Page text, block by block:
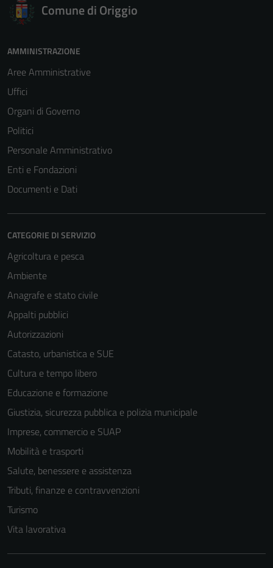
Comune di Origgio
AMMINISTRAZIONE
Aree Amministrative
Uffici
Organi di Governo
Politici
Personale Amministrativo
Enti e Fondazioni
Documenti e Dati
CATEGORIE DI SERVIZIO
Agricoltura e pesca
Ambiente
Anagrafe e stato civile
Appalti pubblici
Autorizzazioni
Catasto, urbanistica e SUE
Cultura e tempo libero
Educazione e formazione
Giustizia, sicurezza pubblica e polizia municipale
Imprese, commercio e SUAP
Mobilità e trasporti
Salute, benessere e assistenza
Tributi, finanze e contravvenzioni
Turismo
Vita lavorativa
sono necessari